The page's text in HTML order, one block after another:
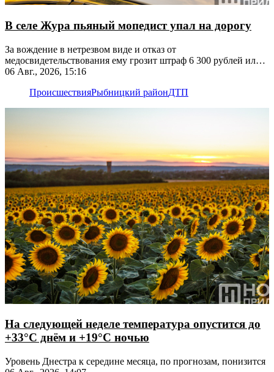
В селе Жура пьяный мопедист упал на дорогу
За вождение в нетрезвом виде и отказ от
медосвидетельствования ему грозит штраф 6 300 рублей или
лишение прав
06 Авг., 2026, 15:16
ПроисшествияРыбницкий районДТП
На следующей неделе температура опустится до
+33°С днём и +19°С ночью
Уровень Днестра к середине месяца, по прогнозам, понизится